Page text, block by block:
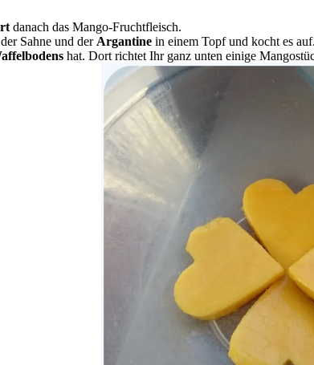
danach das Mango-Fruchtfleisch.
Sahne und derArgantine in einem Topf und kocht es
hat. Dort richtet Ihr ganz unten einige